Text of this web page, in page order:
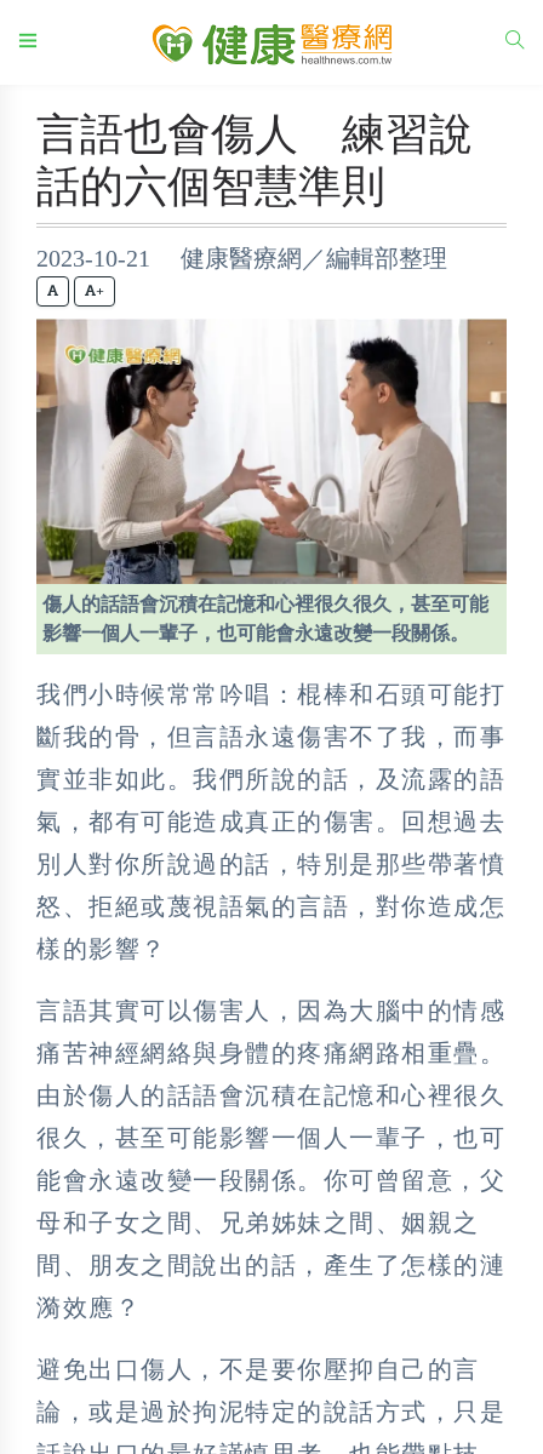
言語也會傷人 練習說
話的六個智慧準則
2023-10-21 健康醫療網／編輯部整理
+
傷人的話語會沉積在記憶和心裡很久很久，甚至可能
影響一個人一輩子，也可能會永遠改變一段關係。
我們小時候常常吟唱：棍棒和石頭可能打
斷我的骨，但言語永遠傷害不了我，而事
實並非如此。我們所說的話，及流露的語
氣，都有可能造成真正的傷害。回想過去
別人對你所說過的話，特別是那些帶著憤
怒、拒絕或蔑視語氣的言語，對你造成怎
樣的影響？
言語其實可以傷害人，因為大腦中的情感
痛苦神經網絡與身體的疼痛網路相重疊。
由於傷人的話語會沉積在記憶和心裡很久
很久，甚至可能影響一個人一輩子，也可
能會永遠改變一段關係。你可曾留意，父
母和子女之間、兄弟姊妹之間、姻親之
間、朋友之間說出的話，產生了怎樣的漣
漪效應？
避免出口傷人，不是要你壓抑自己的言
論，或是過於拘泥特定的說話方式，只是